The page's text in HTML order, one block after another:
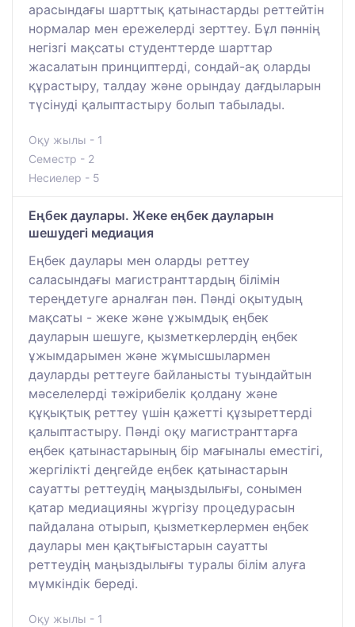
арасындағы шарттық қатынастарды реттейтін
нормалар мен ережелерді зерттеу. Бұл пәннің
негізгі мақсаты студенттерде шарттар
жасалатын принциптерді, сондай-ақ оларды
құрастыру, талдау және орындау дағдыларын
түсінуді қалыптастыру болып табылады.
Оқу жылы - 1
Семестр - 2
Несиелер - 5
Еңбек даулары. Жеке еңбек дауларын
шешудегі медиация
Еңбек даулары мен оларды реттеу
саласындағы магистранттардың білімін
тереңдетуге арналған пән. Пәнді оқытудың
мақсаты - жеке және ұжымдық еңбек
дауларын шешуге, қызметкерлердің еңбек
ұжымдарымен және жұмысшылармен
дауларды реттеуге байланысты туындайтын
мәселелерді тәжірибелік қолдану және
құқықтық реттеу үшін қажетті құзыреттерді
қалыптастыру. Пәнді оқу магистранттарға
еңбек қатынастарының бір мағыналы еместігі,
жергілікті деңгейде еңбек қатынастарын
сауатты реттеудің маңыздылығы, сонымен
қатар медиацияны жүргізу процедурасын
пайдалана отырып, қызметкерлермен еңбек
даулары мен қақтығыстарын сауатты
реттеудің маңыздылығы туралы білім алуға
мүмкіндік береді.
Оқу жылы - 1